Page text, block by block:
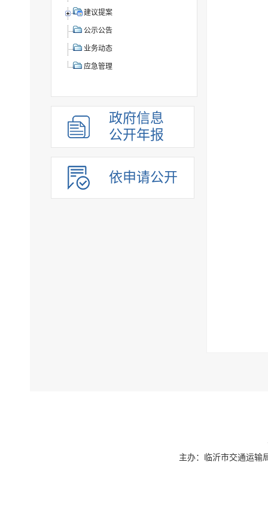
建议提案
公示公告
业务动态
应急管理
政府信息
公开年报
依申请公开
主办：临沂市交通运输